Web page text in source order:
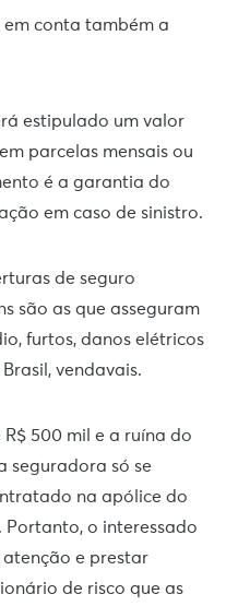
em conta também a
estipulado um valor
parcelas mensais ou
é a garantia do
em caso de sinistro.
de seguro
são as que asseguram
furtos, danos elétricos
vendavais.
500 mil e a ruína do
seguradora só se
na apólice do
Portanto, o interessado
e prestar
de risco que as